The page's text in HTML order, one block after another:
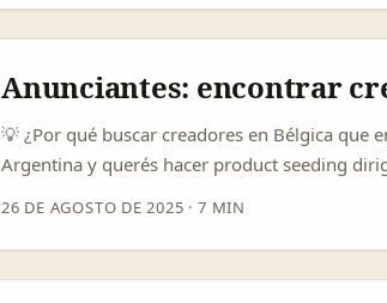
Forbes Asia, startups filipinas como Enstack,
su lista “100 To Watch” — un síntoma de que
pagos) se vuelve más confiable para hacer
(Forbes Asia, 2025). ...
Anunciantes: encontrar
💡 ¿Por qué buscar creadores en Bélgica que
Argentina y querés hacer product seeding
docentes como Lara Cardoso han empezado
influencers y la “creator economy”
26 DE AGOSTO DE 2025 · 7 MIN